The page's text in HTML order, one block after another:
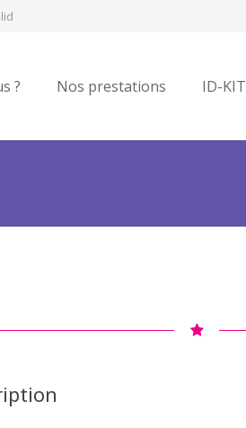
? Nos prestations ID-KIT